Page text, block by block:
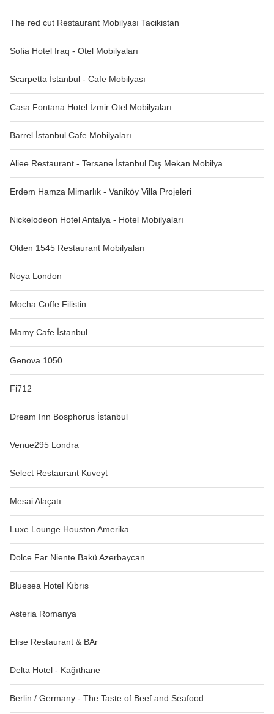
The red cut Restaurant Mobilyası Tacikistan
Sofia Hotel Iraq - Otel Mobilyaları
Scarpetta İstanbul - Cafe Mobilyası
Casa Fontana Hotel İzmir Otel Mobilyaları
Barrel İstanbul Cafe Mobilyaları
Aliee Restaurant - Tersane İstanbul Dış Mekan Mobilya
Erdem Hamza Mimarlık - Vaniköy Villa Projeleri
Nickelodeon Hotel Antalya - Hotel Mobilyaları
Olden 1545 Restaurant Mobilyaları
Noya London
Mocha Coffe Filistin
Mamy Cafe İstanbul
Genova 1050
Fi712
Dream Inn Bosphorus İstanbul
Venue295 Londra
Select Restaurant Kuveyt
Mesai Alaçatı
Luxe Lounge Houston Amerika
Dolce Far Niente Bakü Azerbaycan
Bluesea Hotel Kıbrıs
Asteria Romanya
Elise Restaurant & BAr
Delta Hotel - Kağıthane
Berlin / Germany - The Taste of Beef and Seafood